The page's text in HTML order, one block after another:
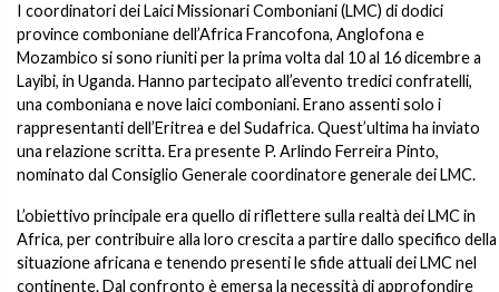
I coordinatori dei Laici Missionari Comboniani (LMC) di dodici
province comboniane dell’Africa Francofona, Anglofona e
Mozambico si sono riuniti per la prima volta dal 10 al 16 dicembre a
Layibi, in Uganda. Hanno partecipato all’evento tredici confratelli,
una comboniana e nove laici comboniani. Erano assenti solo i
rappresentanti dell’Eritrea e del Sudafrica. Quest’ultima ha inviato
una relazione scritta. Era presente P. Arlindo Ferreira Pinto,
nominato dal Consiglio Generale coordinatore generale dei LMC.
L’obiettivo principale era quello di riflettere sulla realtà dei LMC in
Africa, per contribuire alla loro crescita a partire dallo specifico della
situazione africana e tenendo presenti le sfide attuali dei LMC nel
continente. Dal confronto è emersa la necessità di approfondire